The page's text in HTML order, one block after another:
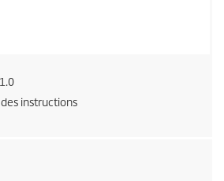
instructions